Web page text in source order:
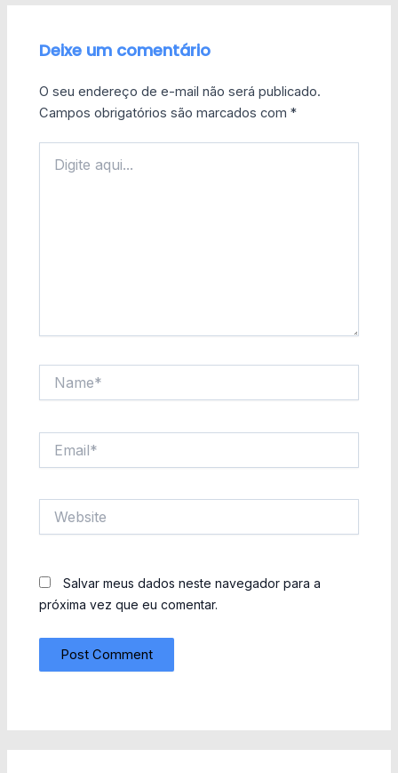
Deixe um comentário
O seu endereço de e-mail não será publicado.
Campos obrigatórios são marcados com*
aqui...
Salvar meus dados neste navegador para a
próxima vez que eu comentar.